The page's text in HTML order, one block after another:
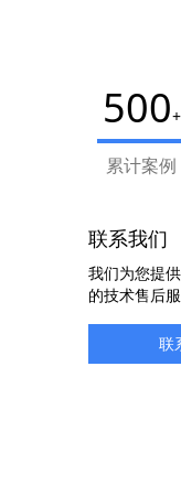
500+
累计案例
联系我们
我们为您提
的技术售后服
联